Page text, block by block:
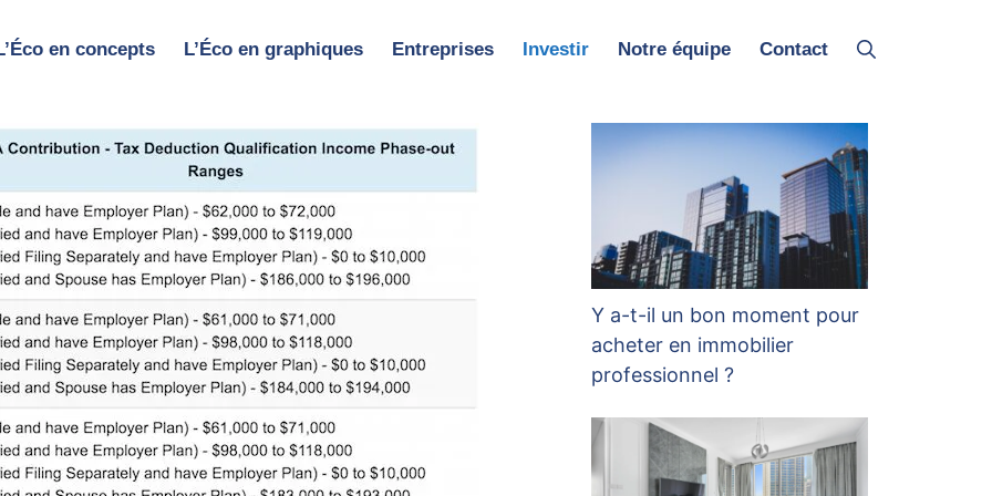
en concepts L’Éco en graphiques Entreprises Investir Notre équipe Contact
Y a-t-il un bon moment pour
acheter en immobilier
professionnel ?